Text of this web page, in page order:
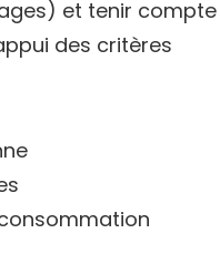
et tenir compte
des critères